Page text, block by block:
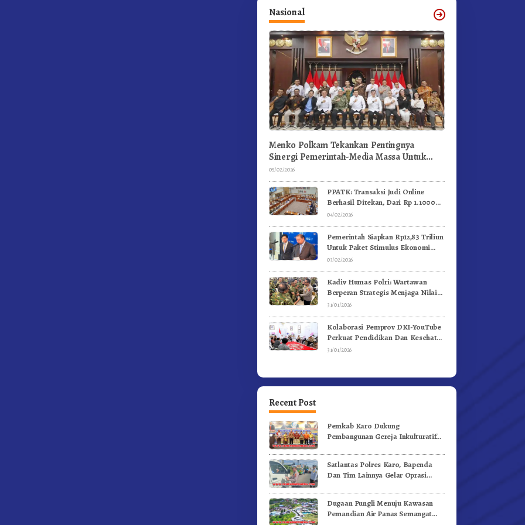
Nasional
Menko Polkam Tekankan Pentingnya
Sinergi Pemerintah-Media Massa Untuk
Jaga Stabilitas Bangsa
05/02/2026
PPATK: Transaksi Judi Online
Berhasil Ditekan, Dari Rp 1.1000
Triliun Menjadi Rp 268 Triliun
04/02/2026
Pemerintah Siapkan Rp12,83 Triliun
Untuk Paket Stimulus Ekonomi
Kuartal I-2026
03/02/2026
Kadiv Humas Polri: Wartawan
Berperan Strategis Menjaga Nilai
Kebangsaan, Demokrasi, dan NKRI
31/01/2026
Kolaborasi Pemprov DKI-YouTube
Perkuat Pendidikan Dan Kesehatan
Mental
31/01/2026
Recent Post
Pemkab Karo Dukung
Pembangunan Gereja Inkulturatif
Satlantas Polres Karo, Bapenda
Dan Tim Lainnya Gelar Oprasi
Dugaan Pungli Menuju Kawasan
Pemandian Air Panas Semangat